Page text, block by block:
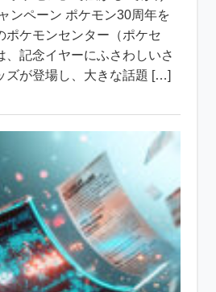
ンペーン ポケモン30周年を
ポケモンセンター（ポケセ
、記念イヤーにふさわしいさ
ズが登場し、大きな話題 […]